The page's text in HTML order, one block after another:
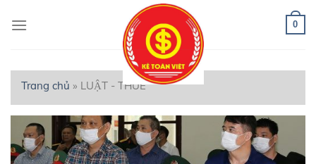
0
Trang chủ » LUẬT - THUẾ